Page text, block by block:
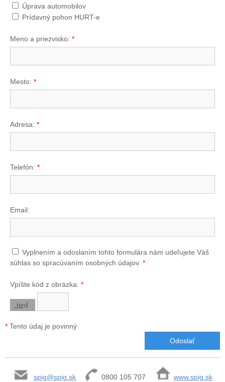
Úprava automobilov
Prídavný pohon HURT-e
Meno a priezvisko: *
Mesto: *
Adresa: *
Telefón: *
Email:
Vyplnením a odoslaním tohto formulára nám udeľujete Váš
súhlas so spracúvaním osobných údajov. *
Vpíšte kód z obrázka: *
* Tento údaj je povinný
spig@spig.sk 0800 105 707 www.spig.sk